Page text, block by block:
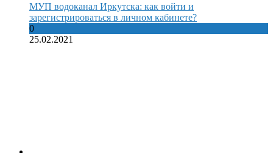
МУП водоканал Иркутска: как войти и
зарегистрироваться в личном кабинете?
0
25.02.2021